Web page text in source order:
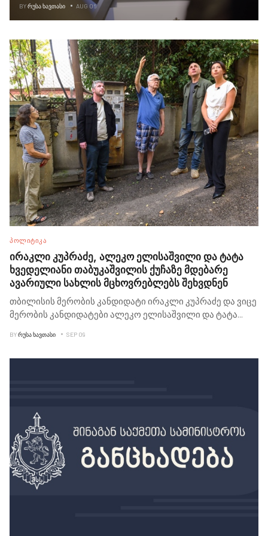
BYᲠᲣᲡᲐ ᲮᲐᲕᲗᲐᲡᲘ AUG 06
ᲞᲝᲚᲘᲢᲘᲙᲐ
ირაკლი კუპრაძე, ალეკო ელისაშვილი და ტატა
ხვედელიანი თაბუკაშვილის ქუჩაზე მდებარე
ავარიული სახლის მცხოვრებლებს შეხვდნენ
თბილისის მერობის კანდიდატი ირაკლი კუპრაძე და ვიცე
მერობის კანდიდატები ალეკო ელისაშვილი და ტატა...
BYᲠᲣᲡᲐ ᲮᲐᲕᲗᲐᲡᲘ SEP 09